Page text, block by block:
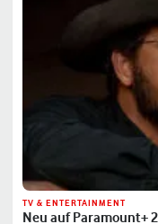
TV & ENTERTAINMENT
Neu auf Paramount+